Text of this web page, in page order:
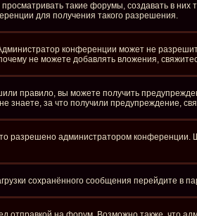
такие форумы, создавать в них
для получения такого разрешения.
конференции может не
не можете добавлять вложения,
правило, вы можете получить
за что получили предупреждение,
разрешено администратором конференции.
сохранённого сообщения перейдите в